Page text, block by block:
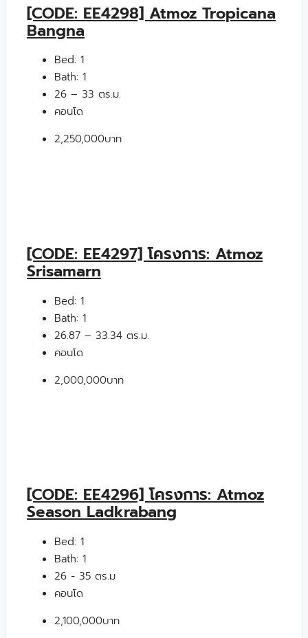
[CODE: EE4298] Atmoz Tropicana
Bangna
Bed: 1
Bath: 1
26 – 33 ตร.ม.
คอนโด
2,250,000บาท
[CODE: EE4297] โครงการ: Atmoz
Srisamarn
Bed: 1
Bath: 1
26.87 – 33.34 ตร.ม.
คอนโด
2,000,000บาท
[CODE: EE4296] โครงการ: Atmoz
Season Ladkrabang
Bed: 1
Bath: 1
26 - 35 ตร.ม
คอนโด
2,100,000บาท